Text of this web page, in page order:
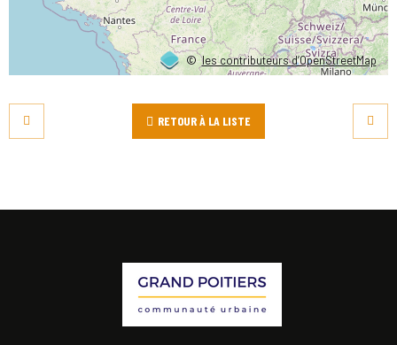
©les contributeurs d’OpenStreetMap
RETOUR À LA LISTE